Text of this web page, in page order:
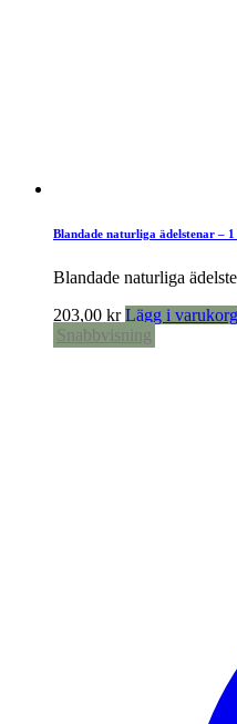
Blandade naturliga ädelstenar – 1
Blandade naturliga
203,00 kr Lägg i varukorg
Snabbvisning